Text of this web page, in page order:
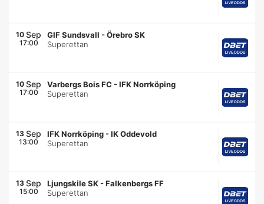
10 Sep
17:00
GIF Sundsvall -Örebro SK
Superettan
10 Sep
17:00
Varbergs Bois FC -IFK Norrköping
Superettan
13 Sep
13:00
IFK Norrköping -IK Oddevold
Superettan
13 Sep
15:00
Ljungskile SK -Falkenbergs FF
Superettan